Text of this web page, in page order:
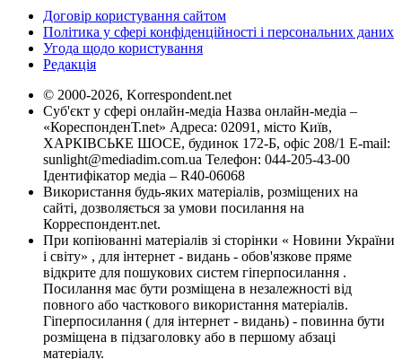
Договір користування сайтом
Політика у сфері конфіденційності і персональних даних
Угода щодо користування
Редакція
© 2000-2026, Korrespondent.net
Суб'єкт у сфері онлайн-медіа Назва онлайн-медіа –
«КореспонденТ.net» Адреса: 02091, місто Київ,
ХАРКІВСЬКЕ ШОСЕ, будинок 172-Б, офіс 208/1 E-mail:
sunlight@mediadim.com.ua Телефон: 044-205-43-00
Ідентифікатор медіа – R40-06068
Використання будь-яких матеріалів, розміщених на
сайті, дозволяється за умови посилання на
Корреспондент.net.
При копіюванні матеріалів зі сторінки « Новини України
і світу» , для інтернет - видань - обов'язкове пряме
відкрите для пошукових систем гіперпосилання .
Посилання має бути розміщена в незалежності від
повного або часткового використання матеріалів.
Гіперпосилання ( для інтернет - видань) - повинна бути
розміщена в підзаголовку або в першому абзаці
матеріалу.